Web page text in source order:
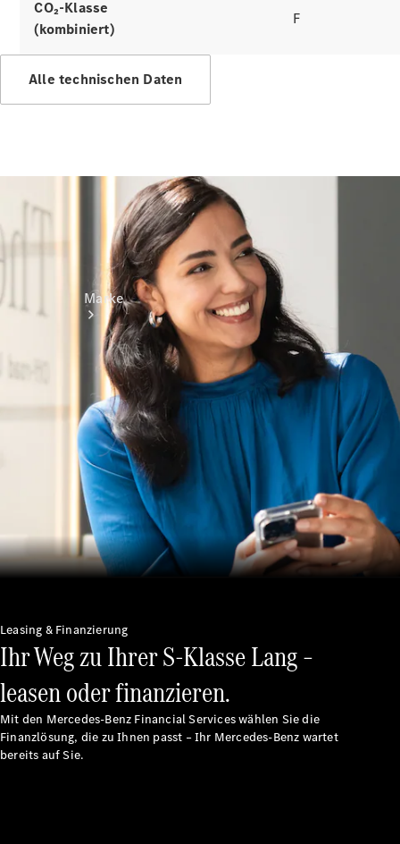
Miete
Mercedes-
Marke
Unsere
Marken
Benz
Mercedes-
Mercedes-
Maybach
G-Klasse
CO₂-Klasse
(kombiniert)
F
Alle technischen Daten
Leasing & Finanzierung
Ihr Weg zu Ihrer S-Klasse Lang –
leasen oder finanzieren.
Mit den Mercedes-Benz Financial Services wählen Sie die
Finanzlösung, die zu Ihnen passt – Ihr Mercedes-Benz wartet
bereits auf Sie.